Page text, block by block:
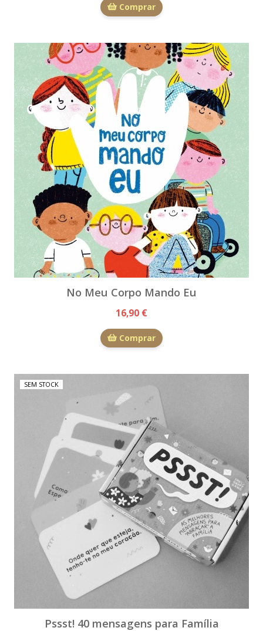
Comprar
No Meu Corpo Mando Eu
16,90 €
Comprar
SEM STOCK
Pssst! 40 mensagens para Família